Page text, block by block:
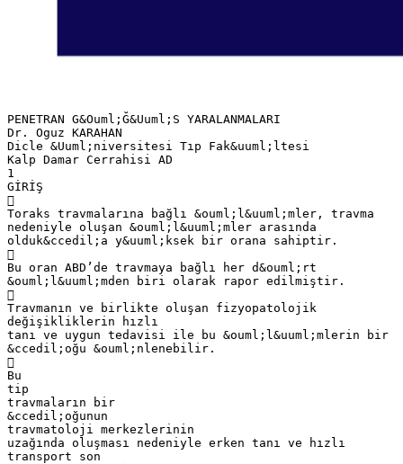
PENETRAN G&Ouml;Ğ&Uuml;S YARALANMALARI
Dr. Oguz KARAHAN
Dicle &Uuml;niversitesi Tıp Fak&uuml;ltesi
Kalp Damar Cerrahisi AD
1
GİRİŞ

Toraks travmalarına bağlı &ouml;l&uuml;mler, travma
nedeniyle oluşan &ouml;l&uuml;mler arasında
olduk&ccedil;a y&uuml;ksek bir orana sahiptir.

Bu oran ABD’de travmaya bağlı her d&ouml;rt
&ouml;l&uuml;mden biri olarak rapor edilmiştir.

Travmanın ve birlikte oluşan fizyopatolojik
değişikliklerin hızlı
tanı ve uygun tedavisi ile bu &ouml;l&uuml;mlerin bir
&ccedil;oğu &ouml;nlenebilir.

Bu
tip
travmaların bir
&ccedil;oğunun
travmatoloji merkezlerinin
uzağında oluşması nedeniyle erken tanı ve hızlı
transport son